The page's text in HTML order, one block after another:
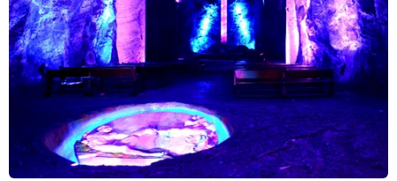
23 May 2024 | 14:37 h
Christian Nodal y Cazzu anuncian su separación:
"Nuestro amor y respeto permanecen fuertes"